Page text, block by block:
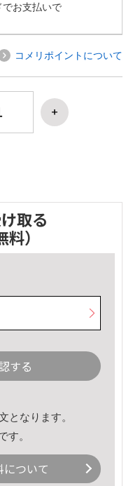
でお支払いで
コメリポイントについて
取る
料）
する
となります。
す。
ついて